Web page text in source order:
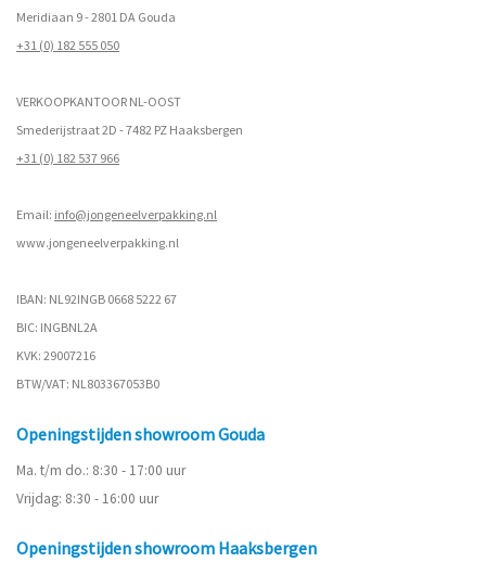
Meridiaan 9 - 2801 DA Gouda
+31 (0) 182 555 050
VERKOOPKANTOOR NL-OOST
Smederijstraat 2D - 7482 PZ Haaksbergen
+31 (0) 182 537 966
Email: info@jongeneelverpakking.nl
www.jongeneelverpakking.nl
IBAN: NL92INGB 0668 5222 67
BIC: INGBNL2A
KVK: 29007216
BTW/VAT: NL803367053B0
Openingstijden showroom Gouda
Ma. t/m do.: 8:30 - 17:00 uur
Vrijdag: 8:30 - 16:00 uur
Openingstijden showroom Haaksbergen